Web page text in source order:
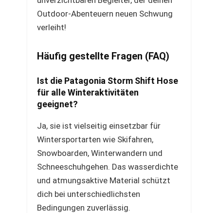
Outdoor-Abenteuern neuen Schwung
verleiht!
Häufig gestellte Fragen (FAQ)
Ist die Patagonia Storm Shift Hose
für alle Winteraktivitäten
geeignet?
Ja, sie ist vielseitig einsetzbar für
Wintersportarten wie Skifahren,
Snowboarden, Winterwandern und
Schneeschuhgehen. Das wasserdichte
und atmungsaktive Material schützt
dich bei unterschiedlichsten
Bedingungen zuverlässig.